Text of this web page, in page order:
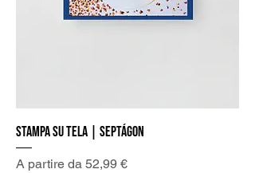
Stampa su Tela | Septágon
A partire da 52,99 €
Prezzo scontato